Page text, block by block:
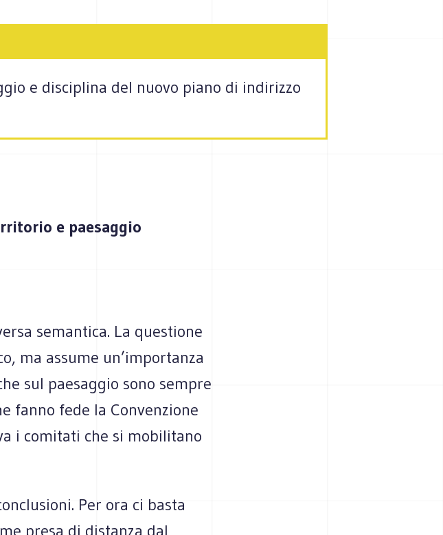
e disciplina del nuovo piano di indirizzo
e paesaggio
semantica. La questione
ma assume un’importanza
sul paesaggio sono sempre
fanno fede la Convenzione
i comitati che si mobilitano
Per ora ci basta
presa di distanza dal